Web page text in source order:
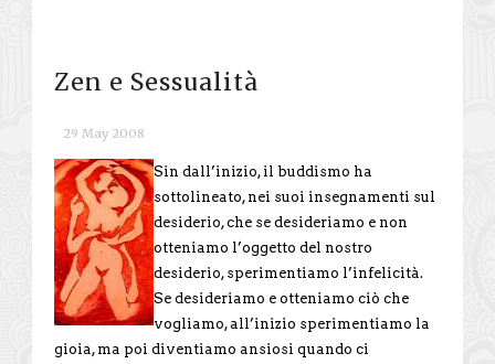
Zen e Sessualità
29 May 2008
Sin dall’inizio, il buddismo ha
sottolineato, nei suoi insegnamenti sul
desiderio, che se desideriamo e non
otteniamo l’oggetto del nostro
desiderio, sperimentiamo l’infelicità.
Se desideriamo e otteniamo ciò che
vogliamo, all’inizio sperimentiamo la
gioia, ma poi diventiamo ansiosi quando ci